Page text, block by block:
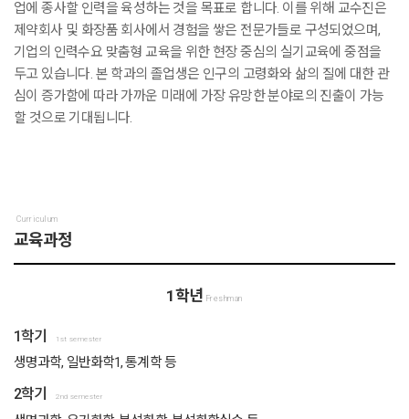
업에 종사할 인력을 육성하는 것을 목표로 합니다. 이를 위해 교수진은
제약회사 및 화장품 회사에서 경험을 쌓은 전문가들로 구성되었으며,
기업의 인력수요 맞춤형 교육을 위한 현장 중심의 실기교육에 중점을
두고 있습니다. 본 학과의 졸업생은 인구의 고령화와 삶의 질에 대한 관
심이 증가함에 따라 가까운 미래에 가장 유망한 분야로의 진출이 가능
할 것으로 기대됩니다.
Curriculum
교육과정
1학년 Freshman
1학기 1st semester
생명과학, 일반화학1, 통계학 등
2학기 2nd semester